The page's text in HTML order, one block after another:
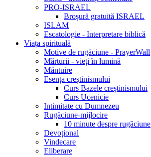
PRO-ISRAEL
Broșură gratuită ISRAEL
ISLAM
Escatologie - Interpretare biblică
Viața spirituală
Motive de rugăciune - PrayerWall
Mărturii - vieți în lumină
Mântuire
Esența creștinismului
Curs Bazele creștinismului
Curs Ucenicie
Intimitate cu Dumnezeu
Rugăciune-mijlocire
10 minute despre rugăciune
Devoțional
Vindecare
Eliberare